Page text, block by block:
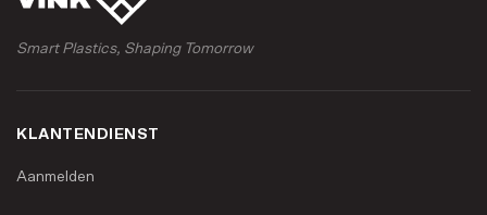
Smart Plastics, Shaping Tomorrow
KLANTENDIENST
Aanmelden